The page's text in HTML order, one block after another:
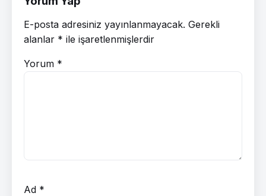
E-posta adresiniz yayınlanmayacak. Gerekli
alanlar * ile işaretlenmişlerdir
Yorum *
Ad *